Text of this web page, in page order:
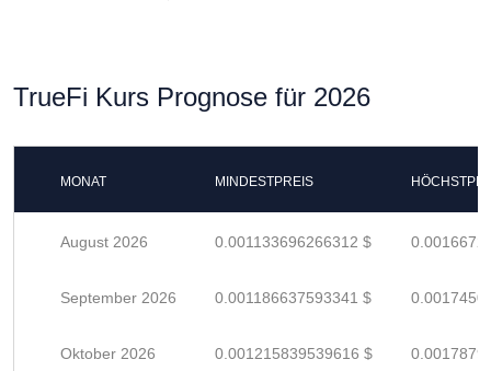
TrueFi Kurs Prognose für 2026
MONAT MINDESTPREIS
August 2026 0.001133696266312 $
September 2026 0.001186637593341 $
Oktober 2026 0.001215839539616 $